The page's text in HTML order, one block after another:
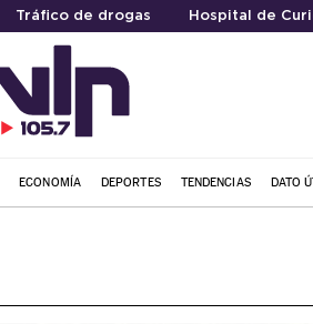
Tráfico de drogas Hospital de
ECONOMÍA DEPORTES TENDENCIAS DATO